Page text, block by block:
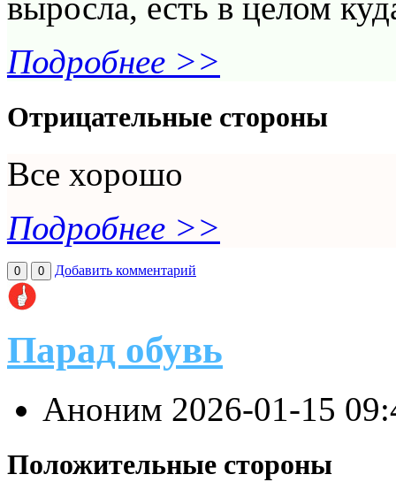
выросла, есть в целом
Подробнее >>
Отрицательные стороны
Все хорошо
Подробнее >>
0 0 Добавить комментарий
Парад обувь
Аноним 2026-01-15
Положительные стороны